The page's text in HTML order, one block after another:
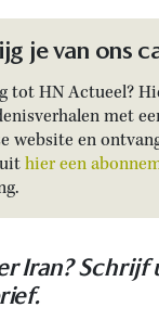
je van ons
tot HN Actueel?
met
website en
hier een
Iran? Schrijf